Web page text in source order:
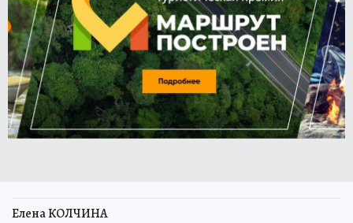
Елена КОЛЧИНА